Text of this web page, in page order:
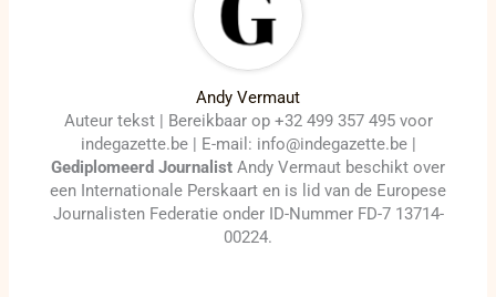
Andy Vermaut
Auteur tekst | Bereikbaar op +32 499 357 495 voor
indegazette.be | E-mail: info@indegazette.be |
Gediplomeerd Journalist Andy Vermaut beschikt over
een Internationale Perskaart en is lid van de Europese
Journalisten Federatie onder ID-Nummer FD-7 13714-
00224.